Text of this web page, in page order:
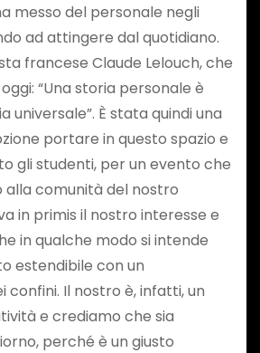
messo del personale negli
ad attingere dal quotidiano.
francese Claude Lelouch, che
“Una storia personale è
universale”. È stata quindi una
portare in questo spazio e
gli studenti, per un evento che
alla comunità del nostro
in primis il nostro interesse e
in qualche modo si intende
estendibile con un
Il nostro è, infatti, un
e crediamo che sia
perché è un giusto